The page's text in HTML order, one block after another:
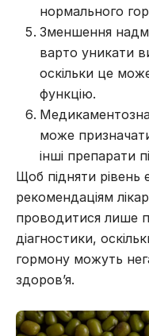
нормального
Зменшення
варто уникати
оскільки це
функцію.
може
інші препарати
Щоб підняти рівень
рекомендаціям
проводитися лише
діагностики,
гормону можуть
здоров’я.